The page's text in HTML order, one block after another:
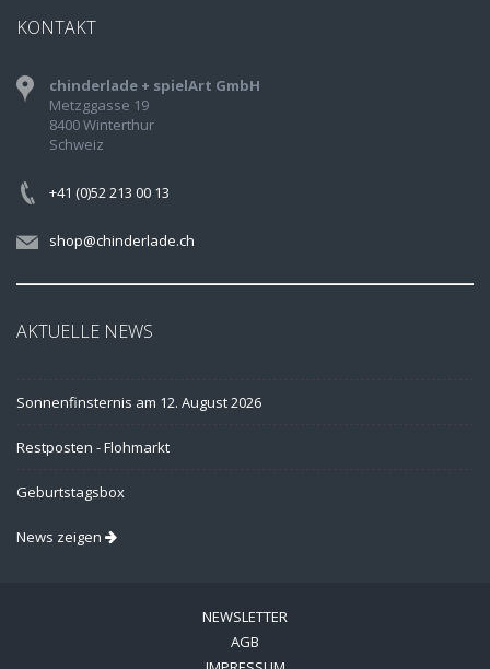
KONTAKT
chinderlade + spielArt GmbH
Metzggasse 19
8400 Winterthur
Schweiz
+41 (0)52 213 00 13
shop@chinderlade.ch
AKTUELLE NEWS
Sonnenfinsternis am 12. August 2026
Restposten - Flohmarkt
Geburtstagsbox
News zeigen
NEWSLETTER
AGB